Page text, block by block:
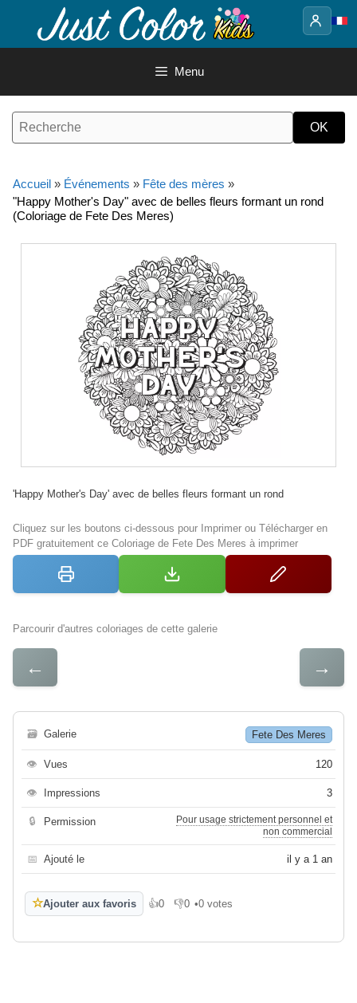
contenu
Menu
Accueil » Événements » Fête des mères »
"Happy Mother's Day" avec de belles fleurs formant un rond
(Coloriage de Fete Des Meres)
'Happy Mother's Day' avec de belles fleurs formant un rond
Cliquez sur les boutons ci-dessous pour Imprimer ou Télécharger en
PDF gratuitement ce Coloriage de Fete Des Meres à imprimer
Parcourir d'autres coloriages de cette galerie
← →
🗃 Galerie Fete Des Meres
👁 Vues 120
👁 Impressions 3
🔒 Permission
Pour usage strictement personnel et
non commercial
📅 Ajouté le il y a 1 an
☆Ajouter aux favoris 👍0
J'aime👎0
Je n'aime pas
•0 votes